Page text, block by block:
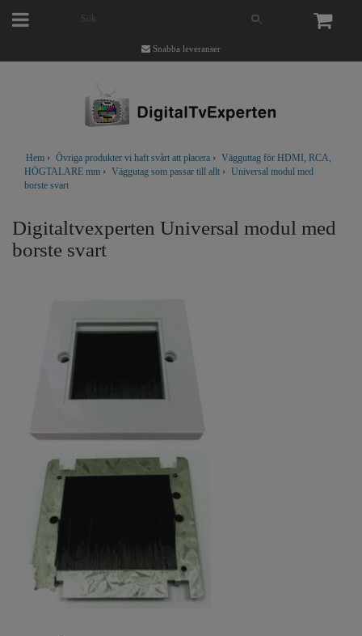
Snabba leveranser
Hem › Övriga produkter vi haft svårt att placera › Vägguttag för HDMI, RCA,
HÖGTALARE mm › Väggutag som passar till allt › Universal modul med
borste svart
Digitaltvexperten Universal modul med
borste svart